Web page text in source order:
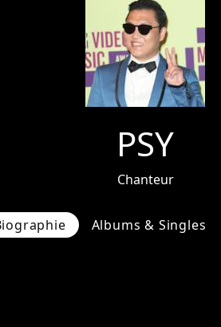
PSY
Chanteur
Albums & Singles